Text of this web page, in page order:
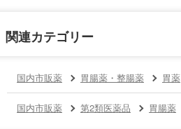
関連カテゴリー
国内市販薬 胃腸薬・整腸薬 胃薬
国内市販薬 第2類医薬品 胃腸薬